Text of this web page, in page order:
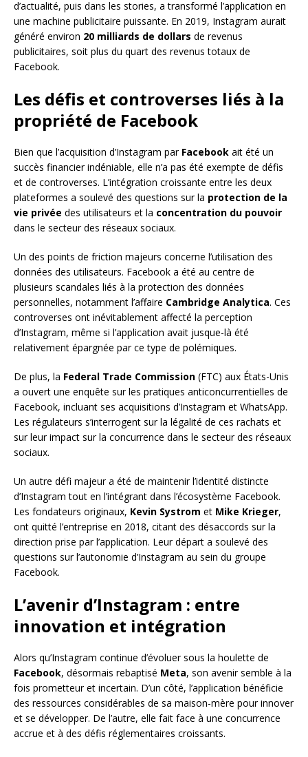
d’actualité, puis dans les stories, a transformé l’application en
une machine publicitaire puissante. En 2019, Instagram aurait
généré environ 20 milliards de dollars de revenus
publicitaires, soit plus du quart des revenus totaux de
Facebook.
Les défis et controverses liés à la
propriété de Facebook
Bien que l’acquisition d’Instagram par Facebook ait été un
succès financier indéniable, elle n’a pas été exempte de défis
et de controverses. L’intégration croissante entre les deux
plateformes a soulevé des questions sur la protection de la
vie privée des utilisateurs et la concentration du pouvoir
dans le secteur des réseaux sociaux.
Un des points de friction majeurs concerne l’utilisation des
données des utilisateurs. Facebook a été au centre de
plusieurs scandales liés à la protection des données
personnelles, notamment l’affaire Cambridge Analytica. Ces
controverses ont inévitablement affecté la perception
d’Instagram, même si l’application avait jusque-là été
relativement épargnée par ce type de polémiques.
De plus, la Federal Trade Commission (FTC) aux États-Unis
a ouvert une enquête sur les pratiques anticoncurrentielles de
Facebook, incluant ses acquisitions d’Instagram et WhatsApp.
Les régulateurs s’interrogent sur la légalité de ces rachats et
sur leur impact sur la concurrence dans le secteur des réseaux
sociaux.
Un autre défi majeur a été de maintenir l’identité distincte
d’Instagram tout en l’intégrant dans l’écosystème Facebook.
Les fondateurs originaux, Kevin Systrom et Mike Krieger,
ont quitté l’entreprise en 2018, citant des désaccords sur la
direction prise par l’application. Leur départ a soulevé des
questions sur l’autonomie d’Instagram au sein du groupe
Facebook.
L’avenir d’Instagram : entre
innovation et intégration
Alors qu’Instagram continue d’évoluer sous la houlette de
Facebook, désormais rebaptisé Meta, son avenir semble à la
fois prometteur et incertain. D’un côté, l’application bénéficie
des ressources considérables de sa maison-mère pour innover
et se développer. De l’autre, elle fait face à une concurrence
accrue et à des défis réglementaires croissants.